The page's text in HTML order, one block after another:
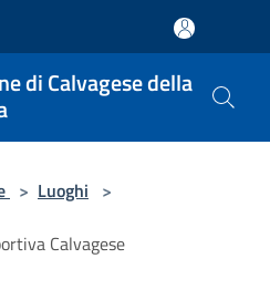
di Calvagese della
> Luoghi >
Calvagese